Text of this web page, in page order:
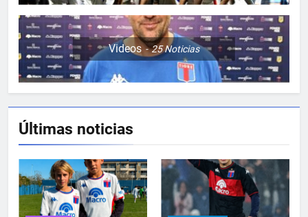
Videos 25Noticias
Últimas noticias
5
TRASPIÉ DE VISITA
FEMENINO